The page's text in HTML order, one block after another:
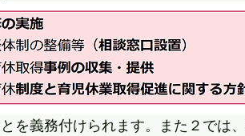
を義務付けられます。また２では